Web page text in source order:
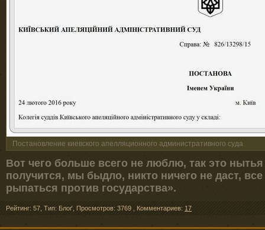
Постановление киевского апелляционного административного суда
Вот чего больше всего не люблю, так это
получится, мы быдло, никто ничего не даст,
рыпаться против государства».
Рейтинг: 57 Тип: Блоґ Просмотров: 3769 Комментариев: 17